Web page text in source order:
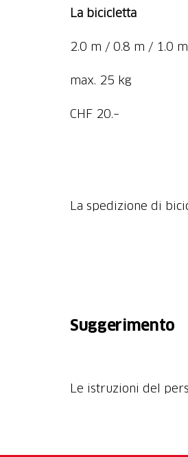
La bicicletta
2.0 m / 0.8 m / 1.0 m
max. 25 kg
La spedizione di
Le istruzioni del